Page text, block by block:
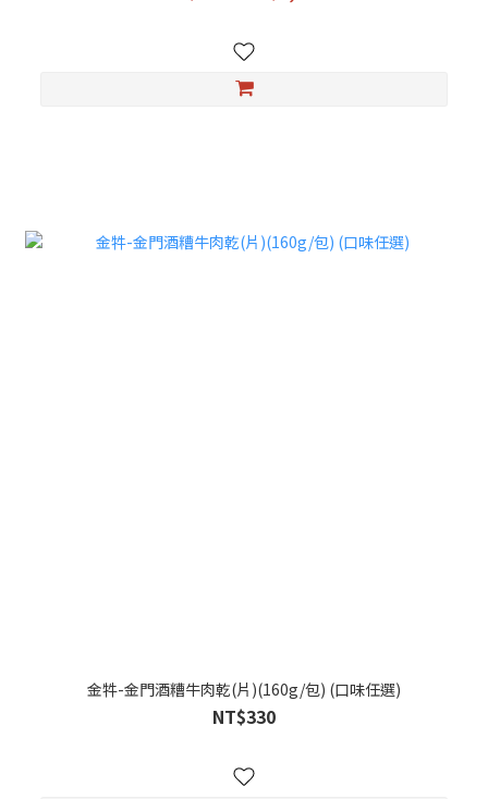
金牪-金門酒糟牛肉乾(片)(160g/包) (口味任選)
NT$330